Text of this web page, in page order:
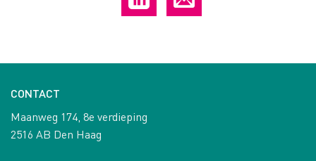
CONTACT
Maanweg 174, 8e verdieping
2516 AB Den Haag